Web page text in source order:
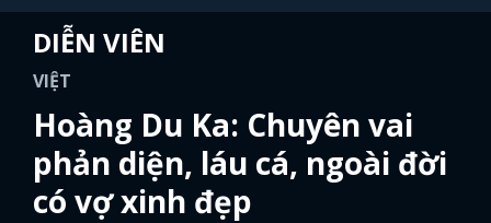
DIỄN VIÊN
VIỆT
Hoàng Du Ka: Chuyên vai
phản diện, láu cá, ngoài đời
có vợ xinh đẹp